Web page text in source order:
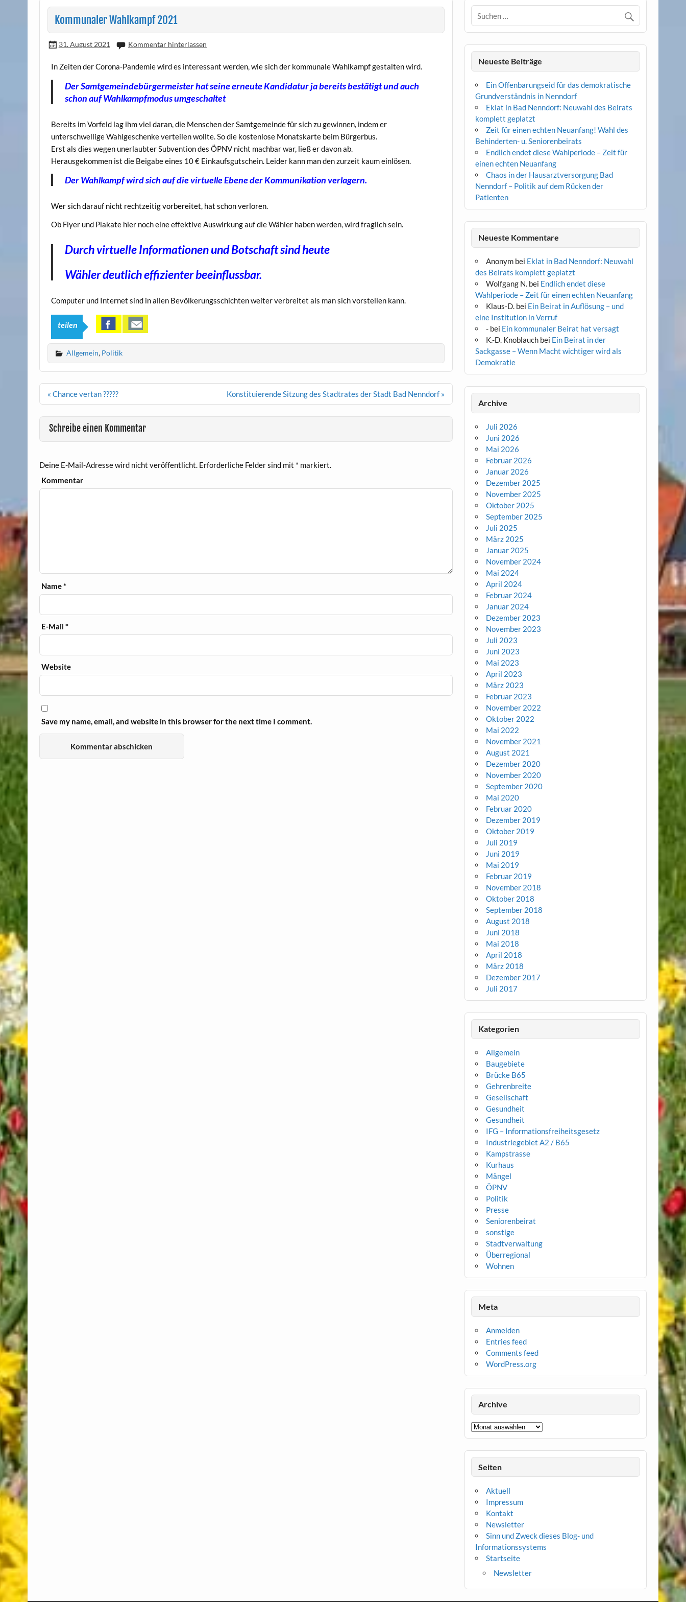
Kommunaler Wahlkampf 2021
31. August 2021 Kommentar hinterlassen
In Zeiten der Corona-Pandemie wird es interessant werden, wie sich der kommunale Wahlkampf gestalten wird.
Der Samtgemeindebürgermeister hat seine erneute Kandidatur ja bereits bestätigt und auch
schon auf Wahlkampfmodus umgeschaltet
Bereits im Vorfeld lag ihm viel daran, die Menschen der Samtgemeinde für sich zu gewinnen, indem er
unterschwellige Wahlgeschenke verteilen wollte. So die kostenlose Monatskarte beim Bürgerbus.
Erst als dies wegen unerlaubter Subvention des ÖPNV nicht machbar war, ließ er davon ab.
Herausgekommen ist die Beigabe eines 10 € Einkaufsgutschein. Leider kann man den zurzeit kaum einlösen.
Der Wahlkampf wird sich auf die virtuelle Ebene der Kommunikation verlagern.
Wer sich darauf nicht rechtzeitig vorbereitet, hat schon verloren.
Ob Flyer und Plakate hier noch eine effektive Auswirkung auf die Wähler haben werden, wird fraglich sein.
Durch virtuelle Informationen und Botschaft sind heute
Wähler deutlich effizienter beeinflussbar.
Computer und Internet sind in allen Bevölkerungsschichten weiter verbreitet als man sich vorstellen kann.
teilen
Allgemein, Politik
Beitrags-
« Chance vertan ????? Konstituierende Sitzung des Stadtrates der Stadt Bad Nenndorf »
Schreibe einen Kommentar
Deine E-Mail-Adresse wird nicht veröffentlicht.Erforderliche Felder sind mit * markiert.
Kommentar
Name*
E-Mail*
Website
Save my name, email, and website in this browser for the next time I comment.
Neueste Beiträge
Ein Offenbarungseid für das demokratische
Grundverständnis in Nenndorf
Eklat in Bad Nenndorf: Neuwahl des Beirats
komplett geplatzt
Zeit für einen echten Neuanfang! Wahl des
Behinderten- u. Seniorenbeirats
Endlich endet diese Wahlperiode – Zeit für
einen echten Neuanfang
Chaos in der Hausarztversorgung Bad
Nenndorf – Politik auf dem Rücken der
Patienten
Neueste Kommentare
Anonym bei Eklat in Bad Nenndorf: Neuwahl
des Beirats komplett geplatzt
Wolfgang N. bei Endlich endet diese
Wahlperiode – Zeit für einen echten Neuanfang
Klaus-D. bei Ein Beirat in Auflösung – und
eine Institution in Verruf
- bei Ein kommunaler Beirat hat versagt
K.-D. Knoblauch bei Ein Beirat in der
Sackgasse – Wenn Macht wichtiger wird als
Demokratie
Archive
Juli 2026
Juni 2026
Mai 2026
Februar 2026
Januar 2026
Dezember 2025
November 2025
Oktober 2025
September 2025
Juli 2025
März 2025
Januar 2025
November 2024
Mai 2024
April 2024
Februar 2024
Januar 2024
Dezember 2023
November 2023
Juli 2023
Juni 2023
Mai 2023
April 2023
März 2023
Februar 2023
November 2022
Oktober 2022
Mai 2022
November 2021
August 2021
Dezember 2020
November 2020
September 2020
Mai 2020
Februar 2020
Dezember 2019
Oktober 2019
Juli 2019
Juni 2019
Mai 2019
Februar 2019
November 2018
Oktober 2018
September 2018
August 2018
Juni 2018
Mai 2018
April 2018
März 2018
Dezember 2017
Juli 2017
Kategorien
Allgemein
Baugebiete
Brücke B65
Gehrenbreite
Gesellschaft
Gesundheit
Gesundheit
IFG – Informationsfreiheitsgesetz
Industriegebiet A2 / B65
Kampstrasse
Kurhaus
Mängel
ÖPNV
Politik
Presse
Seniorenbeirat
sonstige
Stadtverwaltung
Überregional
Wohnen
Meta
Anmelden
Entries feed
Comments feed
WordPress.org
Archive
Archive
Seiten
Aktuell
Impressum
Kontakt
Newsletter
Sinn und Zweck dieses Blog- und
Informationssystems
Startseite
Newsletter